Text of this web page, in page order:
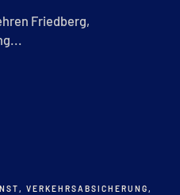
Friedberg,
, VERKEHRSABSICHERUNG,